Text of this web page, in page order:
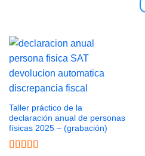
Taller práctico de la
declaración anual de personas
físicas 2025 – (grabación)